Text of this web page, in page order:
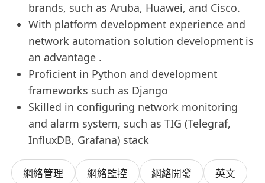
brands, such as Aruba, Huawei, and Cisco.
With platform development experience and
network automation solution development is
an advantage .
Proficient in Python and development
frameworks such as Django
Skilled in configuring network monitoring
and alarm system, such as TIG (Telegraf,
InfluxDB, Grafana) stack
網絡管理 網絡監控 網絡開發
英文